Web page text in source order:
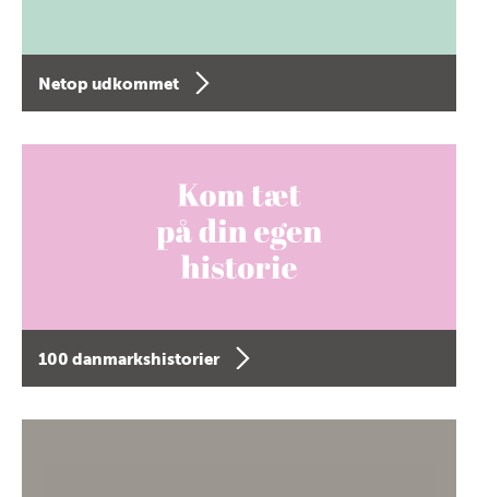
Netop udkommet
100 danmarkshistorier